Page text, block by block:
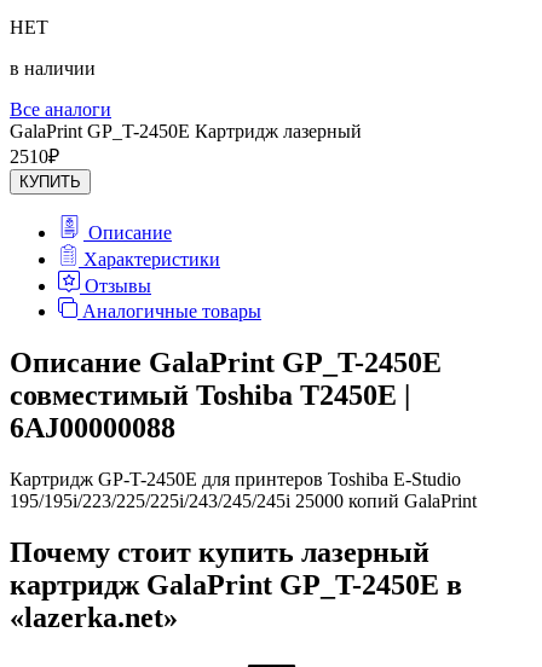
НЕТ
в наличии
Все аналоги
GalaPrint GP_T-2450E Картридж лазерный
2510₽
КУПИТЬ
Описание
Характеристики
Отзывы
Аналогичные товары
Описание GalaPrint GP_T-2450E
совместимый Toshiba T2450E |
6AJ00000088
Картридж GP-T-2450E для принтеров Toshiba E-Studio
195/195i/223/225/225i/243/245/245i 25000 копий GalaPrint
Почему стоит купить лазерный
картридж GalaPrint GP_T-2450E в
«lazerka.net»